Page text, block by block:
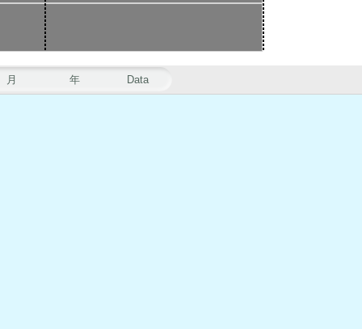
月 年 Data